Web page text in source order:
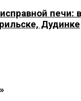
печи: в
Дудинке